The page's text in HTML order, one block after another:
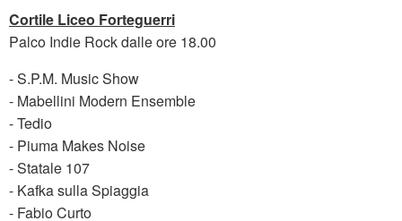
Cortile Liceo Forteguerri
Palco Indie Rock dalle ore 18.00
- S.P.M. Music Show
- Mabellini Modern Ensemble
- Tedio
- Piuma Makes Noise
- Statale 107
- Kafka sulla Spiaggia
- Fabio Curto